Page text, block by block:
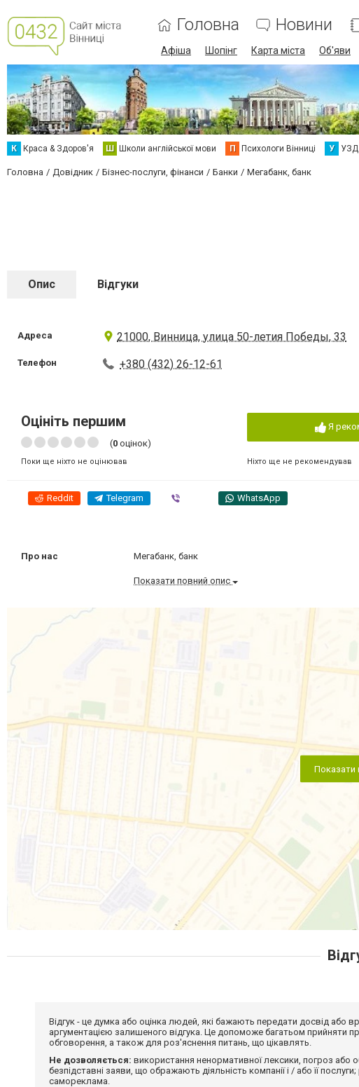
Головна Новини
Афіша Шопінг Карта міста Об'яви
К Краса & Здоров'я Ш Школи англійської мови П Психологи Вінниці У УЗД
Головна Довідник Бізнес-послуги, фінанси Банки Мегабанк, банк
Опис Відгуки
Адреса 21000, Винница, улица 50-летия Победы, 33
Телефон +380 (432) 26-12-61
Оцініть першим
(0 оцінок)
Поки ще ніхто не оцінював
Я
Ніхто ще не рекомендував
Reddit Telegram WhatsApp
Про нас Мегабанк, банк
Показати повний опис
Показати
Відгук - це думка або оцінка людей, які бажають передати досвід
аргументацією залишеного відгука. Це допоможе багатьом прийняти
обговорення, а також для роз'яснення питань, що цікавлять.
Не дозволяється: використання ненормативної лексики, погроз або
безпідставні заяви, що ображають діяльність компанії і / або її
самореклама.